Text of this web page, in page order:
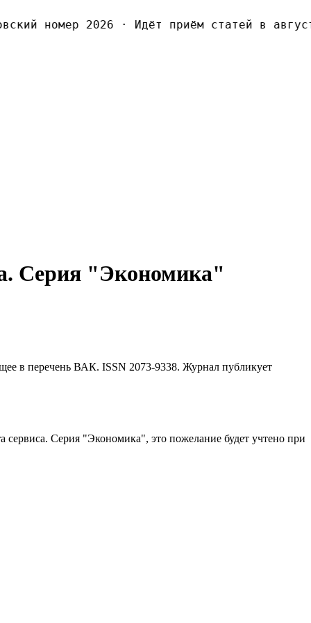
номер 2026· Идёт приём статей в
Серия "Экономика"
в перечень ВАК. ISSN 2073-9338. Журнал публикует
сервиса. Серия "Экономика", это пожелание будет учтено при